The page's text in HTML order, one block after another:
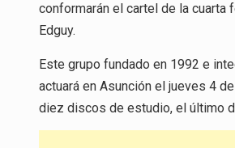
conformarán el cartel de la cuarta
Edguy.
Este grupo fundado en 1992 e
actuará en Asunción el jueves 4
diez discos de estudio, el último